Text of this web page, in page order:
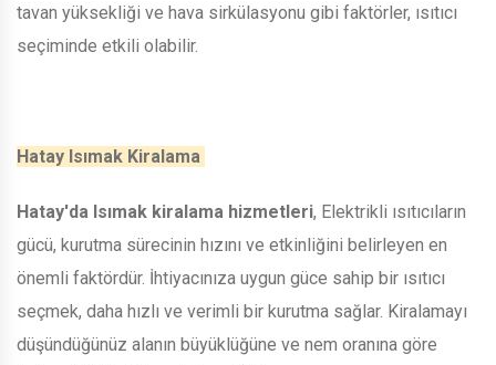
tavan yüksekliği ve hava sirkülasyonu gibi faktörler, ısıtıcı
seçiminde etkili olabilir.
Hatay Isımak Kiralama
Hatay'da Isımak kiralama hizmetleri, Elektrikli ısıtıcıların
gücü, kurutma sürecinin hızını ve etkinliğini belirleyen en
önemli faktördür. İhtiyacınıza uygun güce sahip bir ısıtıcı
seçmek, daha hızlı ve verimli bir kurutma sağlar. Kiralamayı
düşündüğünüz alanın büyüklüğüne ve nem oranına göre